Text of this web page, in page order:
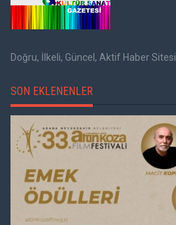
Doğru, İlkeli, Güncel, Aktif Haber Sitesi
SON EKLENENLER